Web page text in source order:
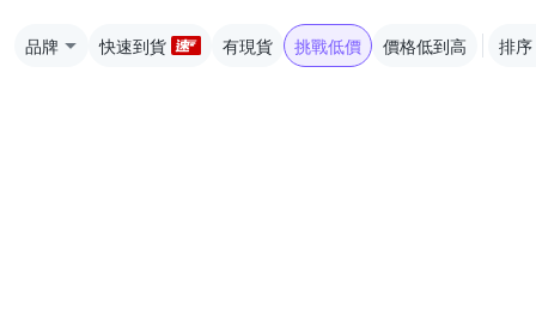
品牌 快速到貨 有現貨 挑戰低價 價格低到高 排序